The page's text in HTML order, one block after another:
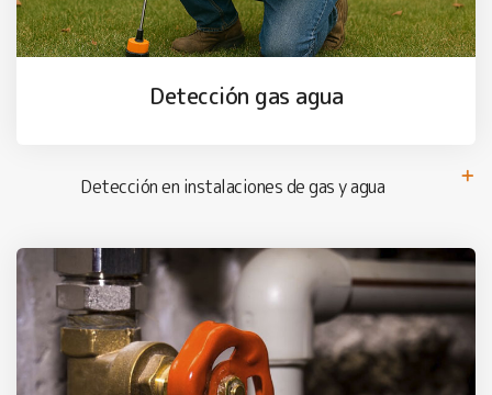
Detección gas agua
Detección en instalaciones de gas y agua